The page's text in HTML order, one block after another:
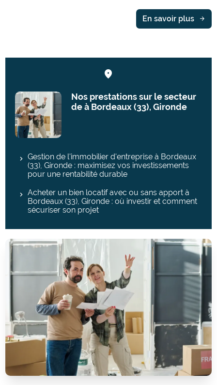
En savoir plus
Nos prestations sur le secteur
de à Bordeaux (33), Gironde
Gestion de l'immobilier d'entreprise à Bordeaux
(33), Gironde : maximisez vos investissements
pour une rentabilité durable
Acheter un bien locatif avec ou sans apport à
Bordeaux (33), Gironde : où investir et comment
sécuriser son projet